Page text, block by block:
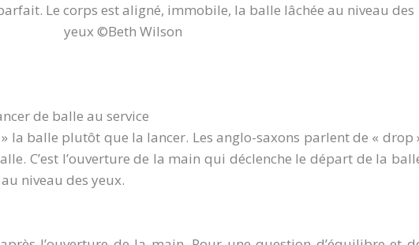
Le corps est aligné, immobile, la balle lâchée au niveau des
yeux ©Beth Wilson
de balle au service
» la balle plutôt que la lancer. Les anglo-saxons parlent de « drop
C’est l’ouverture de la main qui déclenche le départ de la
niveau des yeux.